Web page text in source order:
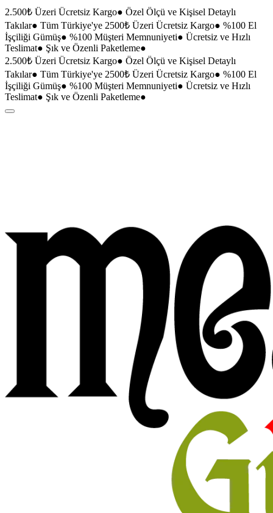
2.500₺ Üzeri Ücretsiz Kargo● Özel Ölçü ve Kişisel Detaylı
Takılar● Tüm Türkiye'ye 2500₺ Üzeri Ücretsiz Kargo● %100 El
İşçiliği Gümüş● %100 Müşteri Memnuniyeti● Ücretsiz ve Hızlı
Teslimat● Şık ve Özenli Paketleme●
2.500₺ Üzeri Ücretsiz Kargo● Özel Ölçü ve Kişisel Detaylı
Takılar● Tüm Türkiye'ye 2500₺ Üzeri Ücretsiz Kargo● %100 El
İşçiliği Gümüş● %100 Müşteri Memnuniyeti● Ücretsiz ve Hızlı
Teslimat● Şık ve Özenli Paketleme●